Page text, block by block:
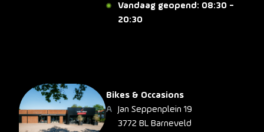
Vandaag geopend: 08:30 -
20:30
Bikes & Occasions
Jan Seppenplein 19
3772 BL Barneveld